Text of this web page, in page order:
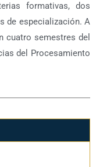
formativas, dos
de especialización. A
cuatro semestres del
del Procesamiento